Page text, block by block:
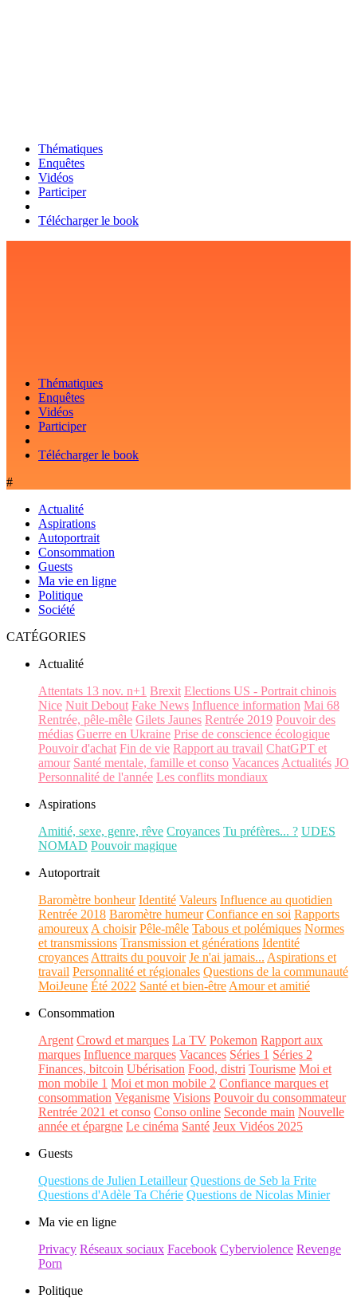
Thématiques
Enquêtes
Vidéos
Participer
Télécharger le book
Thématiques
Enquêtes
Vidéos
Participer
Télécharger le book
#
Actualité
Aspirations
Autoportrait
Consommation
Guests
Ma vie en ligne
Politique
Société
CATÉGORIES
Actualité
Attentats 13 nov. n+1 Brexit Elections US - Portrait chinois
Nice Nuit Debout Fake News Influence information Mai 68
Rentrée, pêle-mêle Gilets Jaunes Rentrée 2019 Pouvoir des
médias Guerre en Ukraine Prise de conscience écologique
Pouvoir d'achat Fin de vie Rapport au travail ChatGPT et
amour Santé mentale, famille et conso Vacances Actualités JO
Personnalité de l'année Les conflits mondiaux
Aspirations
Amitié, sexe, genre, rêve Croyances Tu préfères... ? UDES
NOMAD Pouvoir magique
Autoportrait
Baromètre bonheur Identité Valeurs Influence au quotidien
Rentrée 2018 Baromètre humeur Confiance en soi Rapports
amoureux A choisir Pêle-mêle Tabous et polémiques Normes
et transmissions Transmission et générations Identité
croyances Attraits du pouvoir Je n'ai jamais... Aspirations et
travail Personnalité et régionales Questions de la communauté
MoiJeune Été 2022 Santé et bien-être Amour et amitié
Consommation
Argent Crowd et marques La TV Pokemon Rapport aux
marques Influence marques Vacances Séries 1 Séries 2
Finances, bitcoin Ubérisation Food, distri Tourisme Moi et
mon mobile 1 Moi et mon mobile 2 Confiance marques et
consommation Veganisme Visions Pouvoir du consommateur
Rentrée 2021 et conso Conso online Seconde main Nouvelle
année et épargne Le cinéma Santé Jeux Vidéos 2025
Guests
Questions de Julien Letailleur Questions de Seb la Frite
Questions d'Adèle Ta Chérie Questions de Nicolas Minier
Ma vie en ligne
Privacy Réseaux sociaux Facebook Cyberviolence Revenge
Porn
Politique